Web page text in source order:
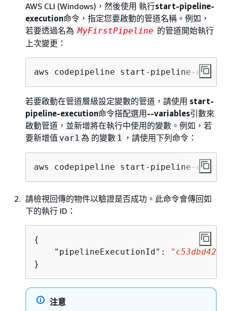
AWS CLI (Windows)，然後使用 執行start-pipeline-
execution命令，指定您要啟動的管道名稱。例如，
若要透過名為 MyFirstPipeline 的管道開始執行
上次變更：
aws codepipeline start-pipeline-
若要啟動在管道層級設定變數的管道，請使用 start-
pipeline-execution命令搭配選用 --variables引數來
啟動管道，並新增將在執行中使用的變數。例如，若
要新增值 var1 為 的變數 1 ，請使用下列命令：
aws codepipeline start-pipeline-
請檢視回傳的物件以驗證是否成功。此命令會傳回如
下的執行 ID：
{
    "pipelineExecutionId":
"c53dbd42-
注意